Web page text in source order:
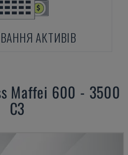
АКТИВІВ
Maffei 600 - 3500
C3